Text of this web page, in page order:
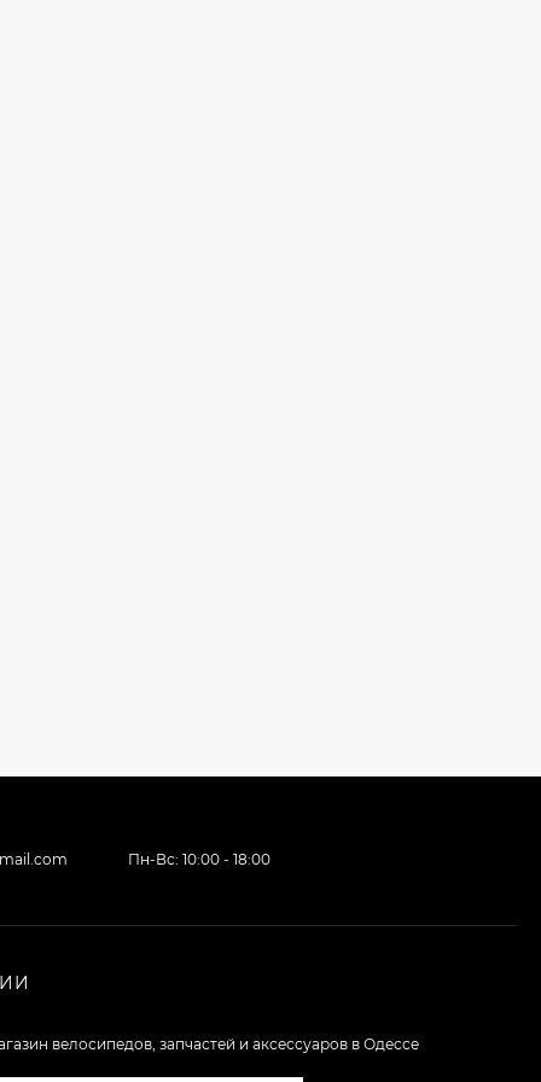
Пн-Вс: 10:00 - 18:00
велосипедов, запчастей и аксессуаров в Одессе